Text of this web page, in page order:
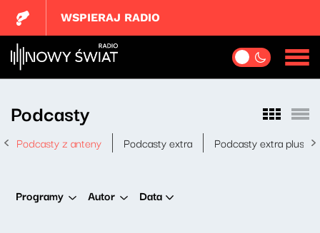
WSPIERAJ RADIO
Podcasty
Podcasty z anteny Podcasty extra Podcasty extra plus
Programy Autor Data